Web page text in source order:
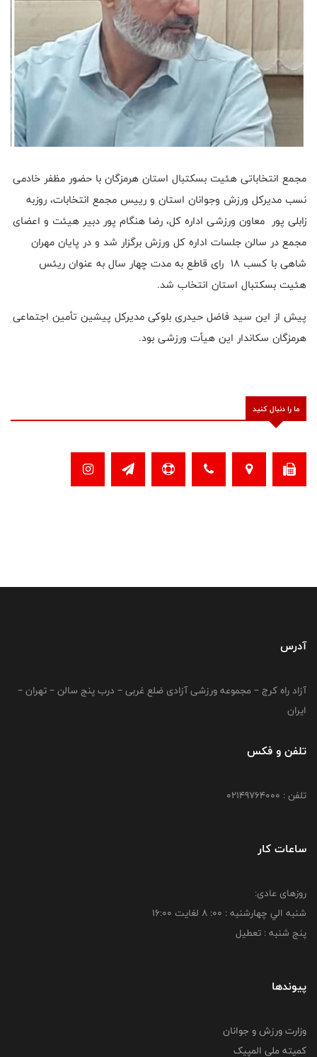
مجمع انتخاباتی هئیت بسکتبال استان هرمزگان با حضور مظفر خادمی
نسب مدیرکل ورزش وجوانان استان و رییس مجمع انتخابات، روزبه
زابلی پور معاون ورزشی اداره کل، رضا هنگام پور دبیر هیئت و اعضای
مجمع در سالن جلسات اداره کل ورزش برگزار شد و در پایان مهران
شاهی با کسب ۱۸ رای قاطع به مدت چهار سال به عنوان ریئس
هئیت بسکتبال استان انتخاب شد.
پیش از این سید فاضل حیدری بلوکی مدیرکل پیشین تأمین اجتماعی
هرمزگان سکاندار این هیأت ورزشی بود.
ما را دنبال کنید
آدرس
آزاد راه کرج – مجموعه ورزشی آزادی ضلع غربی – درب پنج سالن – تهران –
ایران
تلفن و فکس
تلفن : 02149764000
ساعات کار
روزهای عادی:
شنبه الي چهارشنبه : 00: 8 لغايت 16:00
پنج شنبه : تعطیل
پیوندها
وزارت ورزش و جوانان
کمیته ملی المپیک